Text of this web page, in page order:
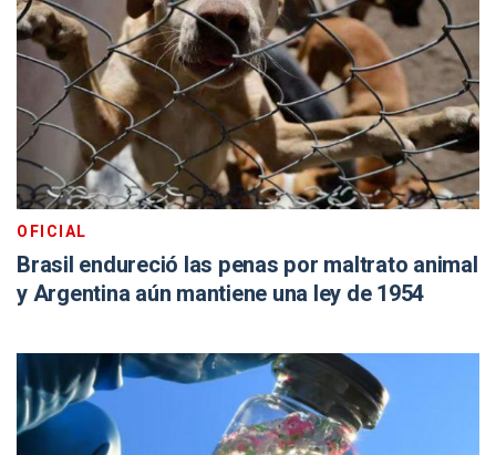
OFICIAL
Brasil endureció las penas por maltrato animal
y Argentina aún mantiene una ley de 1954